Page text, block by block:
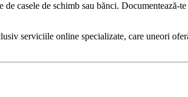
casele de schimb sau bănci. Documentează-
serviciile online specializate, care uneori